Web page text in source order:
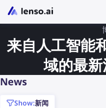
来自人工智能
域的最
News
show:新闻